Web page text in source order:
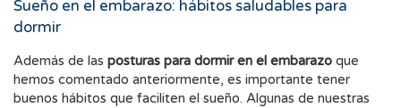
Sueño en el embarazo: hábitos saludables para
dormir
Además de las posturas para dormir en el embarazo que
hemos comentado anteriormente, es importante tener
buenos hábitos que faciliten el sueño. Algunas de nuestras